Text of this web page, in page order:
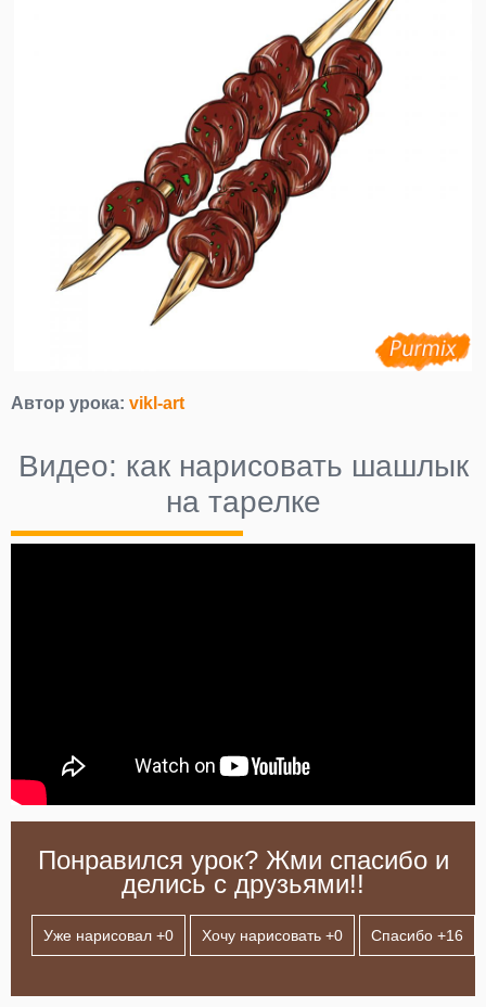
Автор урока: vikl-art
Видео: как нарисовать шашлык
на тарелке
Понравился урок? Жми спасибо и
делись с друзьями!!
Уже нарисовал +0 Хочу нарисовать +0 Спасибо +16